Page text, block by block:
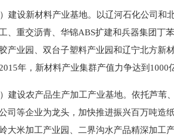
建设新材料产业基地。以辽河石化公司和
、重交沥青、华锦ABS扩建和兵器集团丁
产业园、双台子塑料产业园和辽宁北方新
年，新材料产业集群产值力争达到1000
建设农产品生产加工产业基地。依托芦苇
司等企业为龙头，加快推进振兴百万吨造
大米加工产业园、二界沟水产品精深加工